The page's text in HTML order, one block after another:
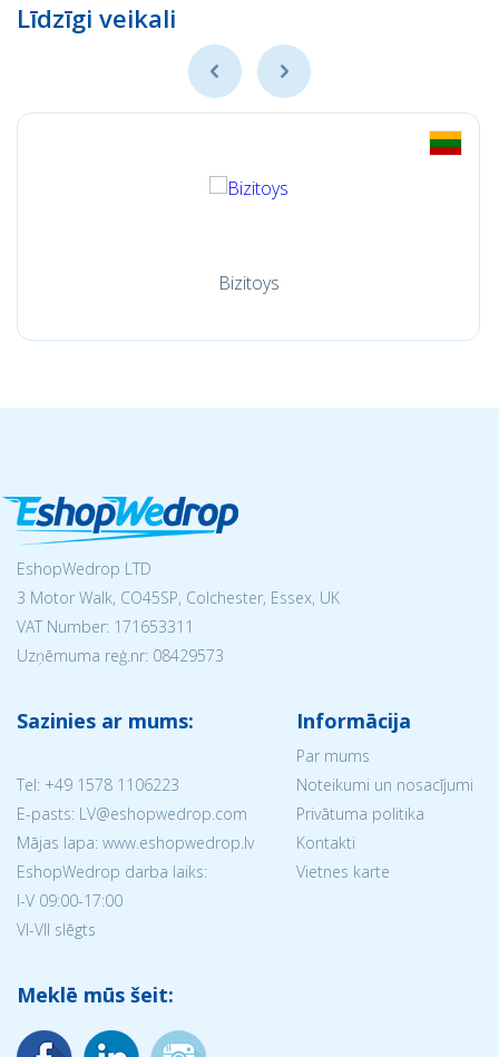
Līdzīgi veikali
Bizitoys
EshopWedrop LTD
3 Motor Walk, CO45SP, Colchester, Essex, UK
VAT Number: 171653311
Uzņēmuma reģ.nr: 08429573
Sazinies ar mums:
Tel: +49 1578 1106223
E-pasts: LV@eshopwedrop.com
Mājas lapa: www.eshopwedrop.lv
EshopWedrop darba laiks:
I-V 09:00-17:00
VI-VII slēgts
Informācija
Par mums
Noteikumi un nosacījumi
Privātuma politika
Kontakti
Vietnes karte
Meklē mūs šeit: